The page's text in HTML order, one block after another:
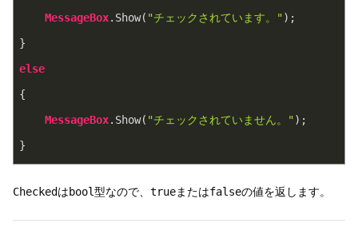
MessageBox.Show( "チェックされています。");
}
else
{
MessageBox.Show( "チェックされていません。");
}
Checkedはbool型なので、 trueまたはfalseの値を返します。